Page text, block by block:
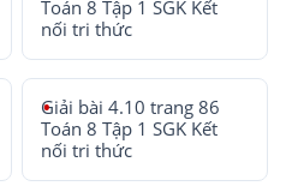
Toán 8 Tập 1 SGK Kết
nối tri thức
Giải bài 4.10 trang 86
Toán 8 Tập 1 SGK Kết
nối tri thức